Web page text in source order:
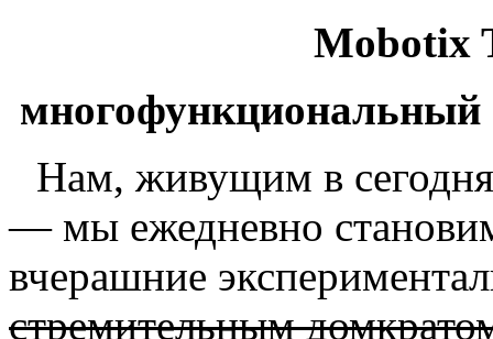
Mobotix
Нам, живущим в
— мы ежедневно
вчерашние
стремительным